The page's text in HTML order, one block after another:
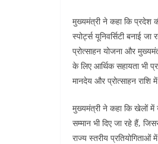
मुख्यमंत्री ने कहा कि प्रदेश
स्पोर्ट्स यूनिवर्सिटी बनाई
प्रोत्साहन योजना और
के लिए आर्थिक सहायता भी
मानदेय और प्रोत्साहन
मुख्यमंत्री ने कहा कि खेलों में
सम्मान भी दिए जा रहे हैं,
राज्य स्तरीय